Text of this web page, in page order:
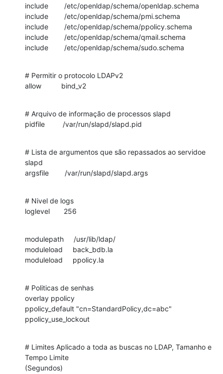
include        /etc/openldap/schema/openldap.schema
include        /etc/openldap/schema/pmi.schema
include        /etc/openldap/schema/ppolicy.schema
include        /etc/openldap/schema/qmail.schema
include        /etc/openldap/schema/sudo.schema
# Permitir o protocolo LDAPv2
allow          bind_v2
# Arquivo de informação de processos slapd
pidfile         /var/run/slapd/slapd.pid
# Lista de argumentos que são repassados ao servidoe
slapd
argsfile        /var/run/slapd/slapd.args
# Nivel de logs
loglevel       256
modulepath     /usr/lib/ldap/
moduleload     back_bdb.la
moduleload     ppolicy.la
# Politicas de senhas
overlay ppolicy
ppolicy_default "cn=StandardPolicy,dc=abc"
ppolicy_use_lockout
# Limites Aplicado a toda as buscas no LDAP, Tamanho e
Tempo Limite
(Segundos)